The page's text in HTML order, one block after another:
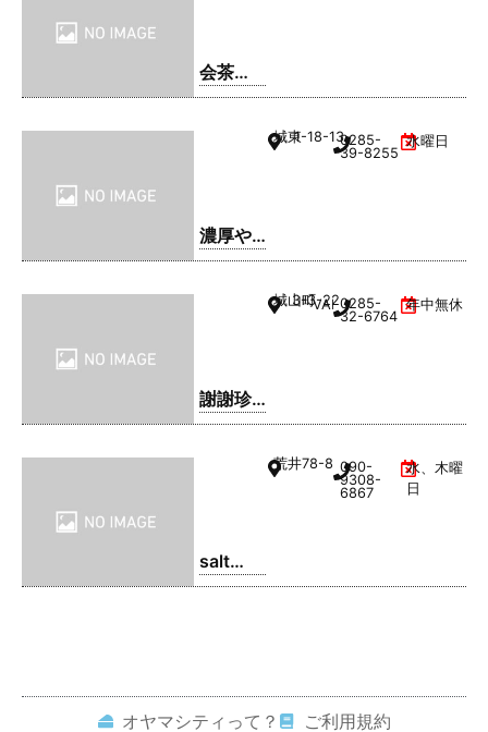
会茶
(AIAI
濃厚や
きそ
城東1-18-130285-
39-8255
水曜日
謝謝珍
珠 | シ
城山町3-3-22
VAL1階0285-
32-6764
年中無休
salt
coffee
荒井78-8 090-
9308-
6867
水、木曜
日
オヤマシティって？ ご利用規約